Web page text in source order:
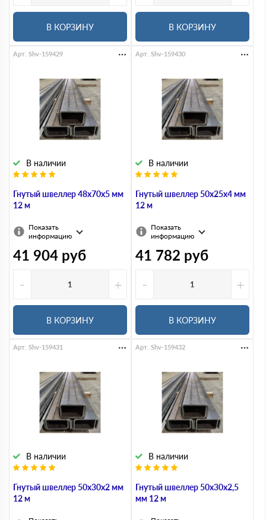
В КОРЗИНУ В КОРЗИНУ
Гнутый швеллер 48х70х5 мм
12 м
В наличии
Арт. Shv-159429
Показать
информацию
41 904 руб
-
+
В КОРЗИНУ
Гнутый швеллер 50х25х4 мм
12 м
В наличии
Арт. Shv-159430
Показать
информацию
41 782 руб
-
+
В КОРЗИНУ
Гнутый швеллер 50х30х2 мм
12 м
В наличии
Арт. Shv-159431
Гнутый швеллер 50х30х2,5
мм 12 м
В наличии
Арт. Shv-159432